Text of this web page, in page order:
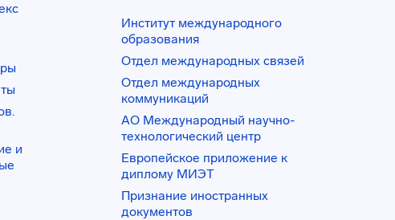
и
Институт международного
образования
Отдел международных связей
Отдел международных
коммуникаций
АО Международный научно-
технологический центр
Европейское приложение к
диплому МИЭТ
Признание иностранных
документов